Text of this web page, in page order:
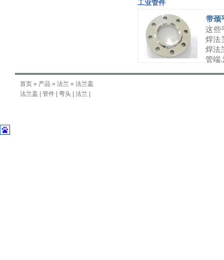
工业管件
带颈
这些
焊法
焊法
管端
首页 » 产品 » 法兰 » 法兰盖
法兰盖
管件 弯头 法兰